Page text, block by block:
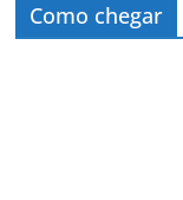
Como chegar